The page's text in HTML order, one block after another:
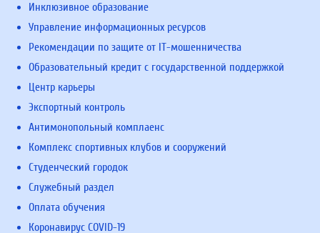
Инклюзивное образование
Управление информационных ресурсов
Рекомендации по защите от IT-мошенничества
Образовательный кредит с государственной поддержкой
Центр карьеры
Экспортный контроль
Антимонопольный комплаенс
Комплекс спортивных клубов и сооружений
Студенческий городок
Служебный раздел
Оплата обучения
Коронавирус COVID-19